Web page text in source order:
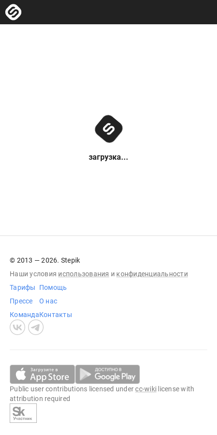
загрузка...
© 2013 — 2026. Stepik
Наши условия использования и конфиденциальности
Тарифы
Прессе
Команда
Помощь
О нас
Контакты
Public user contributions licensed undercc-wiki license with
attribution required